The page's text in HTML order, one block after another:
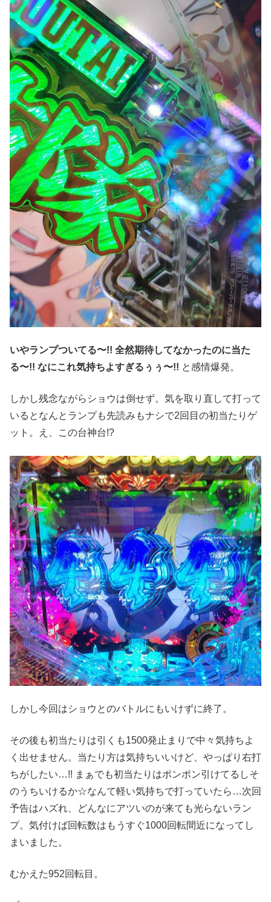
いやランプついてる〜!! 全然期待してなかったのに当た
る〜!! なにこれ気持ちよすぎるぅぅ〜!! と感情爆発。
しかし残念ながらショウは倒せず。気を取り直して打って
いるとなんとランプも先読みもナシで2回目の初当たりゲ
ット。え、この台神台!?
しかし今回はショウとのバトルにもいけずに終了。
その後も初当たりは引くも1500発止まりで中々気持ちよ
く出せません。当たり方は気持ちいいけど、やっぱり右打
ちがしたい…!! まぁでも初当たりはポンポン引けてるしそ
のうちいけるか‪☆なんて軽い気持ちで打っていたら…次回
予告はハズれ、どんなにアツいのが来ても光らないラン
プ。気付けば回転数はもうすぐ1000回転間近になってし
まいました。
むかえた952回転目。